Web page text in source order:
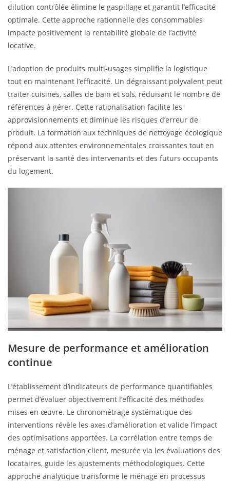
dilution contrôlée élimine le gaspillage et garantit l’efficacité
optimale. Cette approche rationnelle des consommables
impacte positivement la rentabilité globale de l’activité
locative.
L’adoption de produits multi-usages simplifie la logistique
tout en maintenant l’efficacité. Un dégraissant polyvalent peut
traiter cuisines, salles de bain et sols, réduisant le nombre de
références à gérer. Cette rationalisation facilite les
approvisionnements et diminue les risques d’erreur de
produit. La formation aux techniques de nettoyage écologique
répond aux attentes environnementales croissantes tout en
préservant la santé des intervenants et des futurs occupants
du logement.
Mesure de performance et amélioration
continue
L’établissement d’indicateurs de performance quantifiables
permet d’évaluer objectivement l’efficacité des méthodes
mises en œuvre. Le chronométrage systématique des
interventions révèle les axes d’amélioration et valide l’impact
des optimisations apportées. La corrélation entre temps de
ménage et satisfaction client, mesurée via les évaluations des
locataires, guide les ajustements méthodologiques. Cette
approche analytique transforme le ménage en processus